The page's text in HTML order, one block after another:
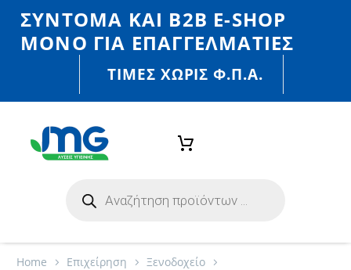
ΣΎΝΤΟΜΑ ΚΑΙ Β2Β E-SHOP
MONO ΓΙΑ ΕΠΑΓΓΕΛΜΑΤΊΕΣ
ΤΙΜΈΣ ΧΩΡΙΣ Φ.Π.Α.
Home Eπιχείρηση
Ξενοδοχείο